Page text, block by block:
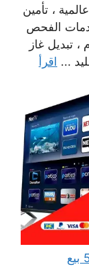
، تأمين
الفحص
، تبديل غاز
... اقرأ
بيع تلفزيونات شاشات الكويت 50050623 بيع